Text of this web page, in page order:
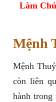
Làm
Mệnh
Mệnh
còn liên
hành